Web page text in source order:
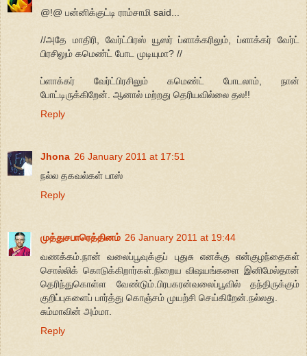
@!@ பன்னிக்குட்டி ராம்சாமி said...
//அதே மாதிரி, வேர்ட்பிரஸ் யூஸர் ப்ளாக்கரிலும், ப்ளாக்கர் வேர்ட்
பிரசிலும் கமெண்ட் போட முடியுமா? //
ப்ளாக்கர் வேர்ட்பிரசிலும் கமெண்ட் போடலாம், நான்
போட்டிருக்கிறேன். ஆனால் மற்றது தெரியவில்லை தல!!
Reply
Jhona 26 January 2011 at 17:51
நல்ல தகவல்கள் பாஸ்
Reply
முத்துசபாரெத்தினம் 26 January 2011 at 19:44
வணக்கம்.நான் வலைப்பூவுக்குப் புதுசு எனக்கு என்குழந்தைகள்
சொல்லிக் கொடுக்கிறார்கள்.நிறைய விஷயங்களை இனிமேல்தான்
தெரிந்துகொள்ள வேண்டும்.பிரபகரன்வலைப்பூவில் தந்திருக்கும்
குறிப்புகளைப் பார்த்து கொஞ்சம் முயற்சி செய்கிறேன்.நல்லது.
சும்மாவின் அம்மா.
Reply